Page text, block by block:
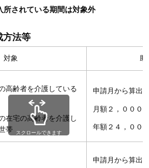
されている期間は対象外
方法等
対象 助
高齢者を介護している
在宅の高齢者を介護し
帯
申請月から算出
月額２，０００
年額２４，００
申請月から算出
スクロールできます